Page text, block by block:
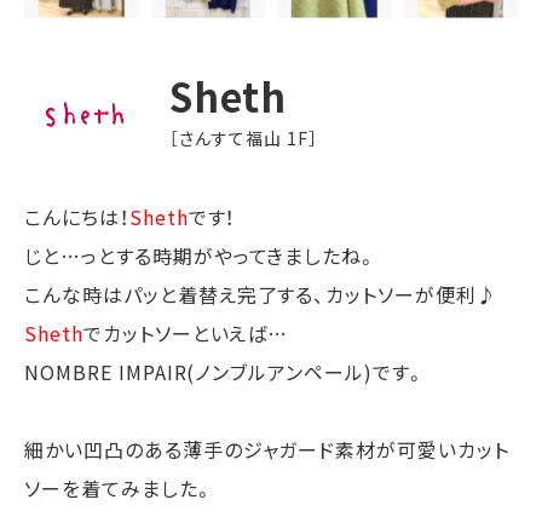
Sheth
［さんすて福山 1F］
こんにちは！Shethです！
じと…っとする時期がやってきましたね。
こんな時はパッと着替え完了する、カットソーが便利♪
Shethでカットソーといえば…
NOMBRE IMPAIR(ノンブルアンペール)です。
細かい凹凸のある薄手のジャガード素材が可愛いカット
ソーを着てみました。